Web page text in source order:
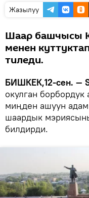
Жазылуу
Шаар башчысы
менен
тиледи.
БИШКЕК,12-сен. —
окулган борбордук
миңден ашуун
шаардык
билдирди.